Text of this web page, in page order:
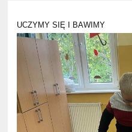
UCZYMY SIĘ I BAWIMY